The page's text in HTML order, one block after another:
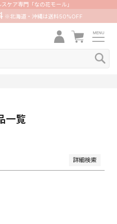
ケア専門「なの花モール」
※北海道・沖縄は送料50%OFF
一覧
詳細検索